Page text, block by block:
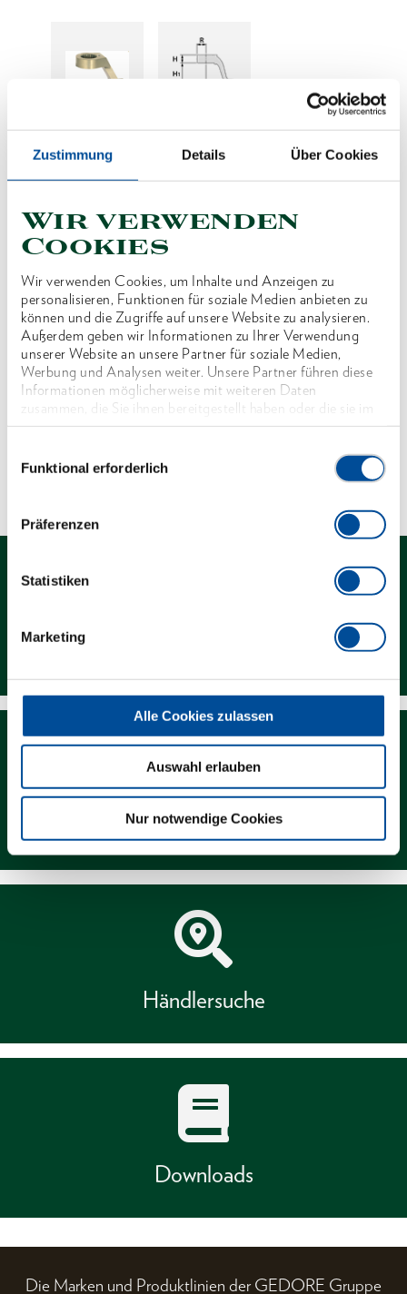
Zustimmung Details Über Cookies
Wir verwenden
Cookies
Wir verwenden Cookies, um Inhalte und Anzeigen zu
personalisieren, Funktionen für soziale Medien anbieten zu
können und die Zugriffe auf unsere Website zu analysieren.
Außerdem geben wir Informationen zu Ihrer Verwendung
unserer Website an unsere Partner für soziale Medien,
Werbung und Analysen weiter. Unsere Partner führen diese
Informationen möglicherweise mit weiteren Daten
zusammen, die Sie ihnen bereitgestellt haben oder die sie im
Rahmen Ihrer Nutzung der Dienste gesammelt haben. Unsere
Funktional erforderlich
Präferenzen
Statistiken
Marketing
Alle Cookies zulassen
Auswahl erlauben
Nur notwendige Cookies
Preis auf Anfrage
Produktlinie
Produktbeschreibung
Abmessungen und Gewichte
Lieferumfang
Technische Eigenschaften
Newsletter
Händlersuche
Downloads
Die Marken und Produktlinien der GEDORE Gruppe